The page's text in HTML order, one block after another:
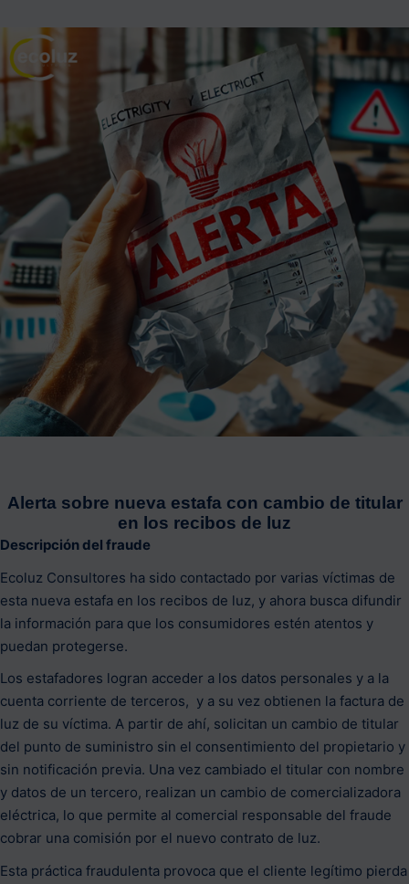
Alerta sobre nueva estafa con cambio de titular
en los recibos de luz
Descripción del fraude
Ecoluz Consultores ha sido contactado por varias víctimas de
esta nueva estafa en los recibos de luz, y ahora busca difundir
la información para que los consumidores estén atentos y
puedan protegerse.
Los estafadores logran acceder a los datos personales y a la
cuenta corriente de terceros, y a su vez obtienen la factura de
luz de su víctima. A partir de ahí, solicitan un cambio de titular
del punto de suministro sin el consentimiento del propietario y
sin notificación previa. Una vez cambiado el titular con nombre
y datos de un tercero, realizan un cambio de comercializadora
eléctrica, lo que permite al comercial responsable del fraude
cobrar una comisión por el nuevo contrato de luz.
Esta práctica fraudulenta provoca que el cliente legítimo pierda